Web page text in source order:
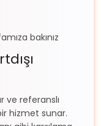
bakınız
ve referanslı
hizmet sunar.